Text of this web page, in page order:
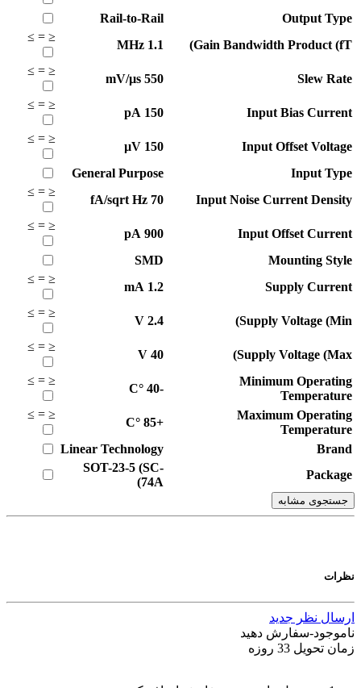
Output Type
Rail-to-Rail
Gain Bandwidth Product (fT)
1.1
MHz
≤
=
≥
Slew Rate
550
mV/µs
≤
=
≥
Input Bias Current
150
pA
≤
=
≥
Input Offset Voltage
150
µV
≤
=
≥
Input Type
General Purpose
Input Noise Current Density
70
fA/sqrt Hz
≤
=
≥
Input Offset Current
900
pA
≤
=
≥
Mounting Style
SMD
Supply Current
1.2
mA
≤
=
≥
Supply Voltage (Min)
2.4
V
≤
=
≥
Supply Voltage (Max)
40
V
≤
=
≥
Minimum Operating
Temperature
-40
°C
≤
=
≥
Maximum Operating
Temperature
+85
°C
≤
=
≥
Brand
Linear Technology
Package
SOT-23-5 (SC-
74A)
جستجوی مشابه
نظرات
ارسال نظر جدید
ناموجود-سفارش دهید
زمان تحویل 33 روزه